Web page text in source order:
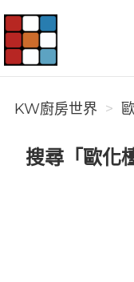
KW廚房世界
KW廚房世界
搜尋「歐化